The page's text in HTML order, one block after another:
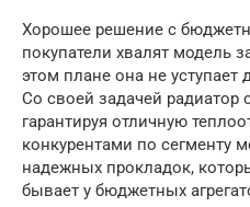
Хорошее решение с
покупатели хвалят модель
этом плане она не
Со своей задачей радиатор
гарантируя отличную
конкурентами по сегменту
надежных прокладок,
бывает у бюджетных